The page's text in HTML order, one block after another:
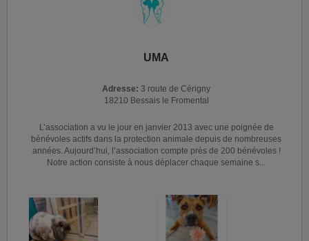
UMA
Adresse: 3 route de Cérigny
18210 Bessais le Fromental
L’association a vu le jour en janvier 2013 avec une poignée de
bénévoles actifs dans la protection animale depuis de nombreuses
années. Aujourd’hui, l’association compte près de 200 bénévoles !
Notre action consiste à nous déplacer chaque semaine s...